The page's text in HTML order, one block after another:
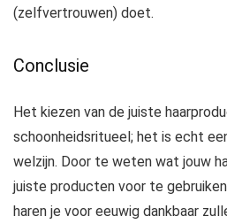
(zelfvertrouwen) doet.
Conclusie
Het kiezen van de juiste
schoonheidsritueel; het is echt
welzijn. Door te weten wat jouw
juiste producten voor te
haren je voor eeuwig dankbaar